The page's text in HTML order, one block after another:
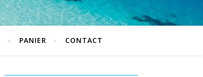
PANIER CONTACT